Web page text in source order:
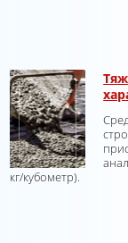
кг/кубометр).